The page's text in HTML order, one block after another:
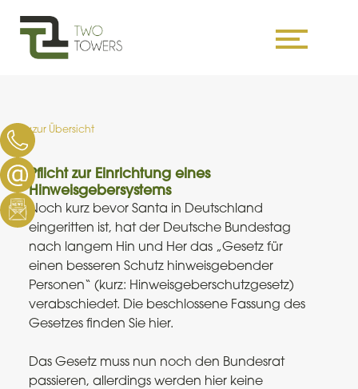
content
zur Übersicht
Pflicht zur Einrichtung eines
Hinweisgebersystems
Noch kurz bevor Santa in Deutschland
eingeritten ist, hat der Deutsche Bundestag
nach langem Hin und Her das „Gesetz für
einen besseren Schutz hinweisgebender
Personen“ (kurz: Hinweisgeberschutzgesetz)
verabschiedet. Die beschlossene Fassung des
Gesetzes finden Sie hier.
Das Gesetz muss nun noch den Bundesrat
passieren, allerdings werden hier keine